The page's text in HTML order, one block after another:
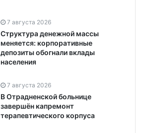
7 августа 2026
Структура денежной массы
меняется: корпоративные
депозиты обогнали вклады
населения
7 августа 2026
В Отрадненской больнице
завершён капремонт
терапевтического корпуса